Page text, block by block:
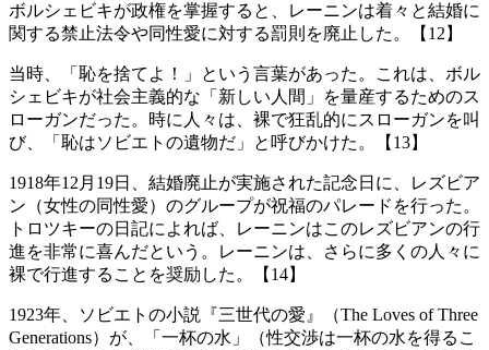
ボルシェビキが政権を掌握すると、レーニンは着々と結婚に
関する禁止法令や同性愛に対する罰則を廃止した。【12】
当時、「恥を捨てよ！」という言葉があった。これは、ボル
シェビキが社会主義的な「新しい人間」を量産するためのス
ローガンだった。時に人々は、裸で狂乱的にスローガンを叫
び、「恥はソビエトの遺物だ」と呼びかけた。【13】
1918年12月19日、結婚廃止が実施された記念日に、レズビア
ン（女性の同性愛）のグループが祝福のパレードを行った。
トロツキーの日記によれば、レーニンはこのレズビアンの行
進を非常に喜んだという。レーニンは、さらに多くの人々に
裸で行進することを奨励した。【14】
1923年、ソビエトの小説『三世代の愛』（The Loves of Three
Generations）が、「一杯の水」（性交渉は一杯の水を得るこ